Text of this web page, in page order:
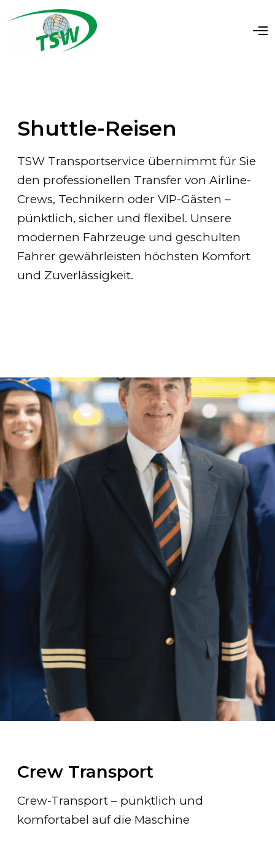
O
Shuttle-Reisen
TSW Transportservice übernimmt für Sie
den professionellen Transfer von Airline-
Crews, Technikern oder VIP-Gästen –
pünktlich, sicher und flexibel. Unsere
modernen Fahrzeuge und geschulten
Fahrer gewährleisten höchsten Komfort
und Zuverlässigkeit.
Crew Transport
Crew-Transport – pünktlich und
komfortabel auf die Maschine